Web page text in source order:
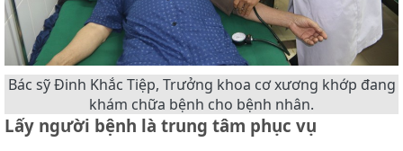
Bác sỹ Đinh Khắc Tiệp, Trưởng khoa cơ xương khớp đang
khám chữa bệnh cho bệnh nhân.
Lấy người bệnh là trung tâm phục vụ